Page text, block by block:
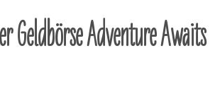
Geldbörse Adventure Awaits